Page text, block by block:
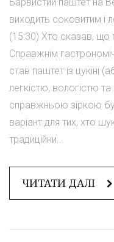
виходить соковитим і
(15:30) Хто сказав,
Справжнім
став паштет із цукіні
легкістю, вологістю
справжньою зіркою
варіант для тих, хто
традиційни...
ЧИТАТИ ДАЛІ